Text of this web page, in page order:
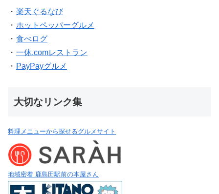
・ 楽天ぐるなび
・ ホットペッパーグルメ
・ 食べログ
・ 一休.comレストラン
・ PayPayグルメ
大切なリンク集
料理メニューから探せるグルメサイト
地域密着 鹿島田駅前の本屋さん